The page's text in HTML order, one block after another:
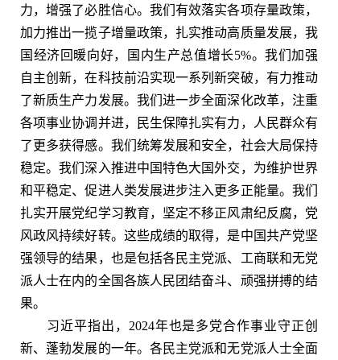
力，增强了必胜信心。我们有效落实各项存量政策，
加力推出一揽子增量政策，扎实推动高质量发展，我
国经济回暖向好，国内生产总值增长5%。我们加强
自主创新，在科技前沿实现一系列新突破，有力推动
了新质生产力发展。我们进一步全面深化改革，注重
各项事业协调并进，民生保障扎实有力，人民群众有
了更多获得感。我们统筹发展和安全，社会大局保持
稳定。我们深入推进中国特色大国外交，为维护世界
和平稳定、促进人类发展进步注入更多正能量。我们
扎实开展党纪学习教育，坚定不移正风肃纪反腐，党
风政风持续好转。这些成绩的取得，是中国共产党坚
强领导的结果，也是包括各民主党派、工商联和无党
派人士在内的全国各族人民团结奋斗、顽强拼搏的结
果。
习近平指出，2024年也是多党合作事业守正创
新、蓬勃发展的一年。各民主党派和无党派人士全面